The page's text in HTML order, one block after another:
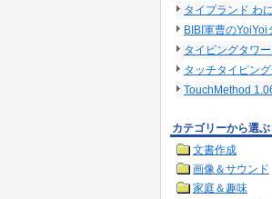
タイプランド わ
BIBI軍曹の
タイピングタワ
タッチタイピン
TouchMethod
カテゴリーから選ぶ
文書作成
画像＆サウンド
家庭＆趣味